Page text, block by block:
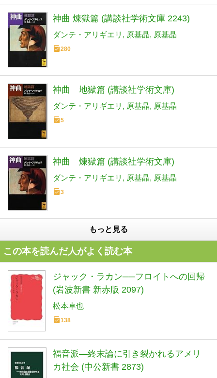
神曲 煉獄篇 (講談社学術文庫 2243)
ダンテ・アリギエリ 原基晶 原基晶
280
神曲 地獄篇 (講談社学術文庫)
ダンテ・アリギエリ 原基晶 原基晶
5
神曲 煉獄篇 (講談社学術文庫)
ダンテ・アリギエリ 原基晶 原基晶
3
もっと見る
この本を読んだ人がよく読む本
ジャック・ラカン──フロイトへの回帰
(岩波新書 新赤版 2097)
松本卓也
138
福音派―終末論に引き裂かれるアメリ
カ社会 (中公新書 2873)